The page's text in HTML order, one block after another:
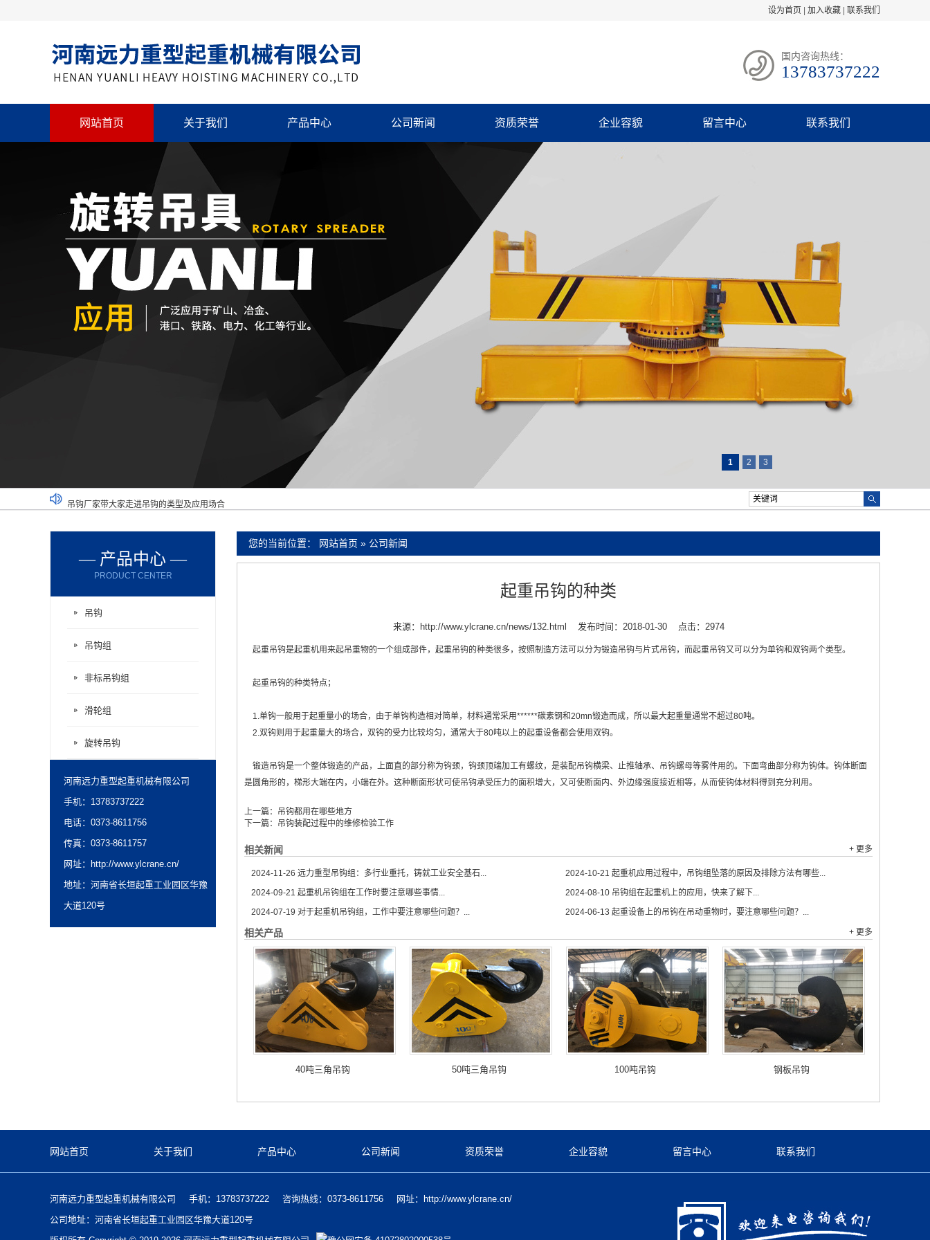
设为首页 加入收藏 联系我们
国内咨询热线：
13783737222
网站首页 关于我们 产品中心 公司新闻 资质荣誉 企业容貌 留言中心 联系我们
1 2 3
吊钩厂家带大家走进吊钩的类型及应用场合
重型吊钩可以在哪些领域中使用呢？
您的当前位置： 网站首页 » 公司新闻
起重吊钩的种类
来源： http://www.ylcrane.cn/news/132.html 发布时间：2018-01-30 点击：2974
起重吊钩是起重机用来起吊重物的一个组成部件，起重吊钩的种类很多，按照制造方法可以分为锻造吊钩与片式吊钩，而起重吊钩又可以分为单钩和双钩两个类型。
起重吊钩的种类特点；
1.单钩一般用于起重量小的场合，由于单钩构造相对简单，材料通常采用******碳素钢和20mn锻造而成，所以最大起重量通常不超过80吨。
2.双钩则用于起重量大的场合，双钩的受力比较均匀，通常大于80吨以上的起重设备都会使用双钩。
锻造吊钩是一个整体锻造的产品，上面直的部分称为钩颈，钩颈顶端加工有螺纹，是装配吊钩横梁、止推轴承、吊钩螺母等雾件用的。下面弯曲部分称为钩体。钩体断面
是圆角形的，梯形大端在内，小端在外。这种断面形状可使吊钩承受压力的面积增大，又可使断面内、外边缘强度接近相等，从而使钩体材料得到充分利用。
上一篇： 吊钩都用在哪些地方
下一篇： 吊钩装配过程中的维修检验工作
相关新闻 + 更多
2024-11-26 远力重型吊钩组：多行业重托，铸就工业安全基石... 2024-10-21 起重机应用过程中，吊钩组坠落的原因及排除方法有哪些...
2024-09-21 起重机吊钩组在工作时要注意哪些事情... 2024-08-10 吊钩组在起重机上的应用，快来了解下...
2024-07-19 对于起重机吊钩组，工作中要注意哪些问题？... 2024-06-13 起重设备上的吊钩在吊动重物时，要注意哪些问题？...
相关产品 + 更多
40吨三角吊钩 50吨三角吊钩 100吨吊钩 钢板吊钩
— 产品中心 —
PRODUCT CENTER
吊钩
吊钩组
非标吊钩组
滑轮组
旋转吊钩
河南远力重型起重机械有限公司
手机：13783737222
电话：0373-8611756
传真：0373-8611757
网址：
http://www.ylcrane.cn/
地址：河南省长垣起重工业园区华豫
大道120号
网站首页 关于我们 产品中心 公司新闻 资质荣誉 企业容貌 留言中心 联系我们
河南远力重型起重机械有限公司 手机：13783737222 咨询热线：0373-8611756
网址：http://www.ylcrane.cn/
公司地址：河南省长垣起重工业园区华豫大道120号